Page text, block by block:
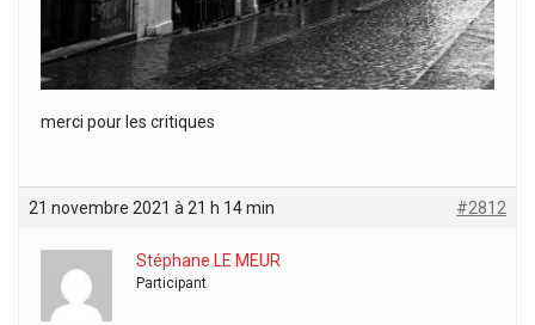
merci pour les critiques
21 novembre 2021 à 21 h 14 min #2812
Stéphane LE MEUR
Participant